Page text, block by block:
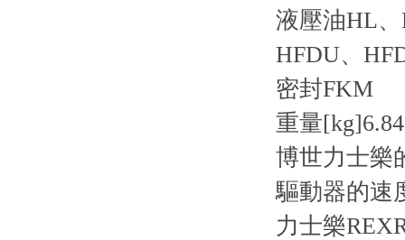
液壓油HL、
HFDU、
密封FKM
重量[kg]6.84
博世力士樂
驅動器的速
力士樂